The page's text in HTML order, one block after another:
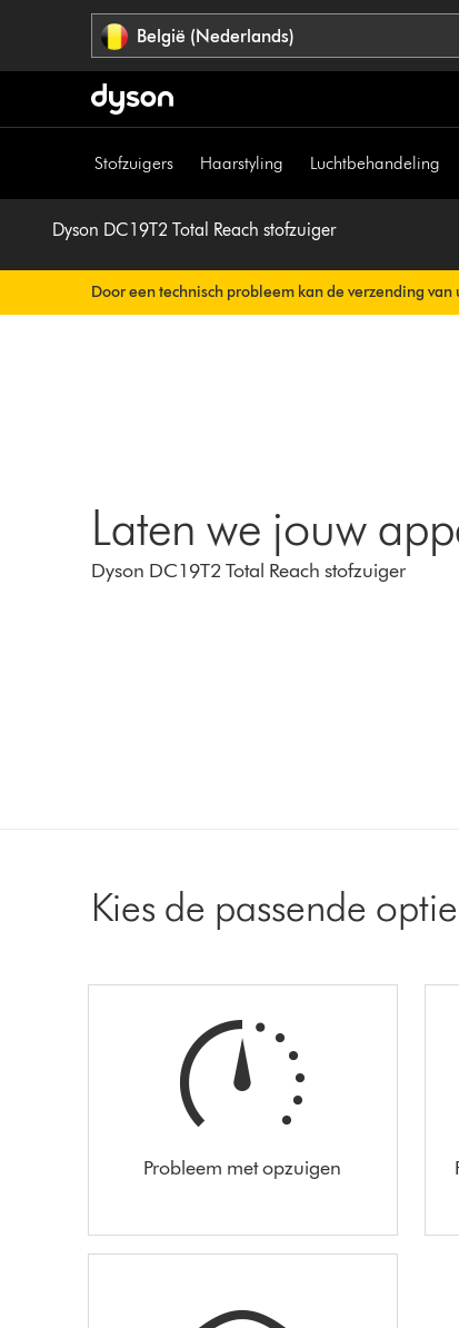
België (Nederlands)
Stofzuigers Haarstyling Luchtbehandeling
Dyson DC19T2 Total Reach stofzuiger
Door een technisch probleem kan de verzending
Uw orderbevestiging wordt binnenkort automatisch
Laten we jouw
Dyson DC19T2 Total Reach stofzuiger
Kies de passende optie
Probleem met opzuigen